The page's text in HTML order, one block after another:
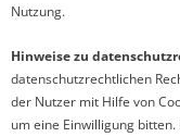
Nutzung.
Hinweise zu
datenschutzrechtlichen
der Nutzer mit Hilfe von
um eine Einwilligung